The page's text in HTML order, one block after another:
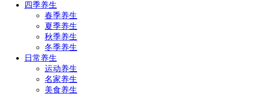
四季养生
春季养生
夏季养生
秋季养生
冬季养生
日常养生
运动养生
名家养生
美食养生